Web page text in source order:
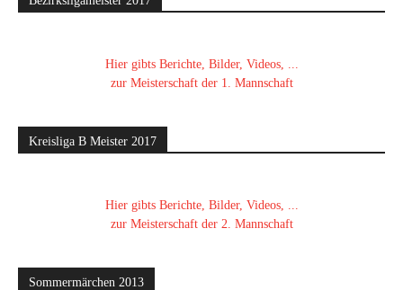
Hier gibts Berichte, Bilder, Videos, ...
zur Meisterschaft der 1. Mannschaft
Kreisliga B Meister 2017
Hier gibts Berichte, Bilder, Videos, ...
zur Meisterschaft der 2. Mannschaft
Sommermärchen 2013